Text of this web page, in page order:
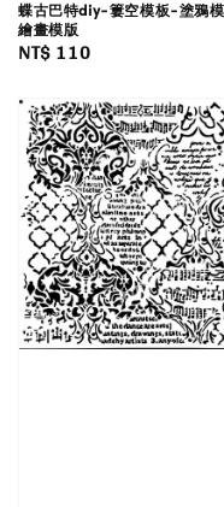
蝶古巴特diy-簍空模板-塗鴉
繪畫模版
Regular
NT$ 110